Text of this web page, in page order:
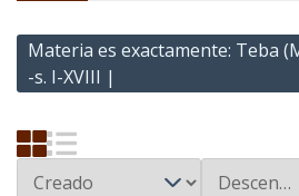
Materia es exactamente Teba
-s. I-XVIII |